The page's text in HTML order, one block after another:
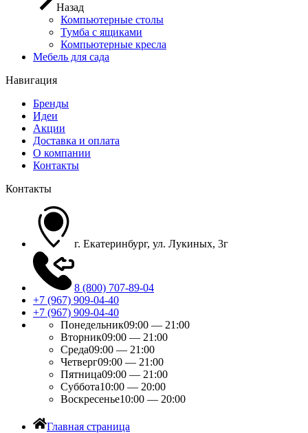
Назад
Компьютерные столы
Тумба с ящиками
Компьютерные кресла
Мебель для сада
Навигация
Бренды
Идеи
Акции
Доставка и оплата
О компании
Контакты
Контакты
г. Екатеринбург, ул. Лукиных, 3г
8 (800) 707-89-04
+7 (967) 909-04-40
+7 (967) 909-04-40
Понедельник09:00 — 21:00
Вторник09:00 — 21:00
Среда09:00 — 21:00
Четверг09:00 — 21:00
Пятница09:00 — 21:00
Суббота10:00 — 20:00
Воскресенье10:00 — 20:00
Главная страница